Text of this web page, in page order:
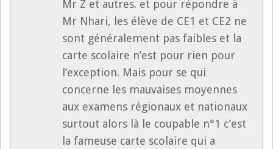
Mr Z et autres. et pour répondre à
Mr Nhari, les élève de CE1 et CE2 ne
sont généralement pas faibles et la
carte scolaire n’est pour rien pour
l’exception. Mais pour se qui
concerne les mauvaises moyennes
aux examens régionaux et nationaux
surtout alors là le coupable n°1 c’est
la fameuse carte scolaire qui a